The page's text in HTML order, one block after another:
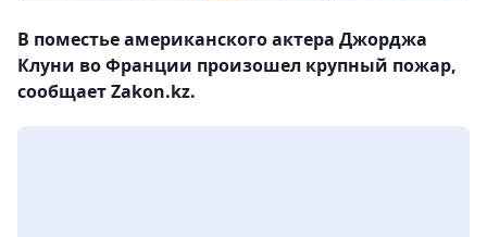
В поместье американского актера Джорджа
Клуни во Франции произошел крупный пожар,
сообщает Zakon.kz.